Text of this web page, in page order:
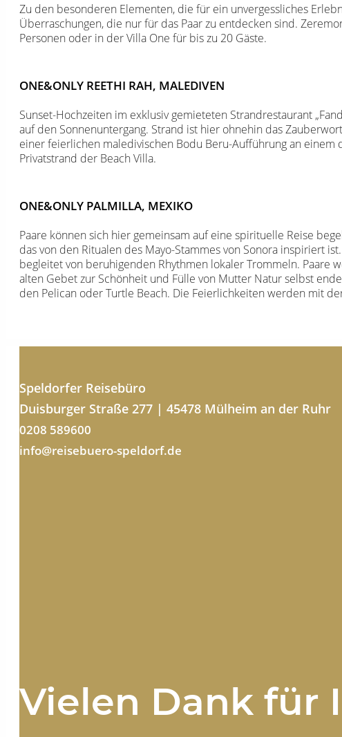
Zu den besonderen Elementen, die für ein unvergessliches
Überraschungen, die nur für das Paar zu entdecken sind.
Personen oder in der Villa One für bis zu 20 Gäste.
ONE&ONLY REETHI RAH, MALEDIVEN
Sunset-Hochzeiten im exklusiv gemieteten Strandrestaurant
auf den Sonnenuntergang. Strand ist hier ohnehin das
einer feierlichen maledivischen Bodu Beru-Aufführung an
Privatstrand der Beach Villa.
ONE&ONLY PALMILLA, MEXIKO
Paare können sich hier gemeinsam auf eine spirituelle Reise
das von den Ritualen des Mayo-Stammes von Sonora inspiriert
begleitet von beruhigenden Rhythmen lokaler Trommeln.
alten Gebet zur Schönheit und Fülle von Mutter Natur selbst
den Pelican oder Turtle Beach. Die Feierlichkeiten werden mit
Speldorfer Reisebüro
Duisburger Straße 277 | 45478 Mülheim an der Ruhr
0208 589600
info@reisebuero-speldorf.de
Vielen Dank für